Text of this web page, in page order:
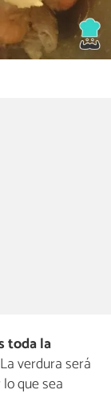
toda la
verdura será
que sea